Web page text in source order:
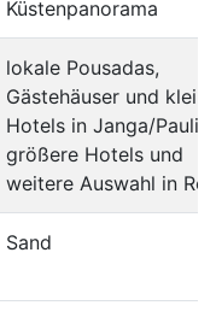
Küstenpanorama
lokale Pousadas,
Gästehäuser und
Hotels in Janga/
größere Hotels und
weitere Auswahl in
Sand